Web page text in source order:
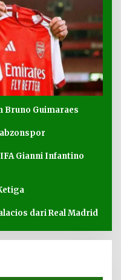
Bruno Guimaraes
Gianni Infantino
dari Real Madrid